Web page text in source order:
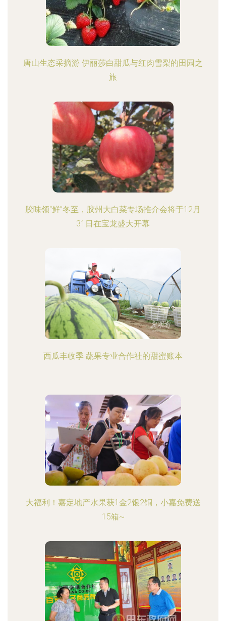
唐山生态采摘游 伊丽莎白甜瓜与红肉雪梨的田园之
旅
胶味领“鲜”冬至，胶州大白菜专场推介会将于12月
31日在宝龙盛大开幕
西瓜丰收季 蔬果专业合作社的甜蜜账本
大福利！嘉定地产水果获1金2银2铜，小嘉免费送
15箱~